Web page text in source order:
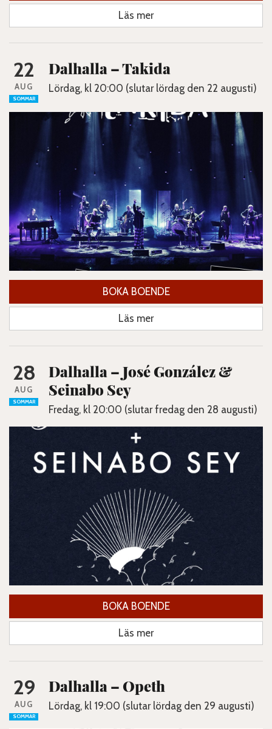
Läs mer
22
AUG
SOMMAR
Dalhalla – Takida
Lördag, kl 20:00 (slutar lördag den 22 augusti)
BOKA BOENDE
Läs mer
28
AUG
SOMMAR
Dalhalla – José González &
Seinabo Sey
Fredag, kl 20:00 (slutar fredag den 28 augusti)
BOKA BOENDE
Läs mer
29
AUG
SOMMAR
Dalhalla – Opeth
Lördag, kl 19:00 (slutar lördag den 29 augusti)